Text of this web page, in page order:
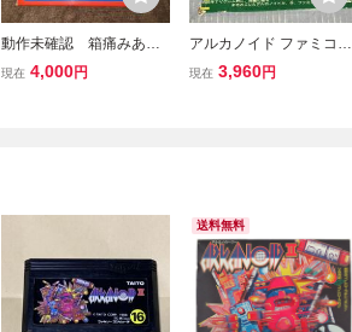
動作未確認 箱痛みあ
り ファミコン カセッ
現在 4,000円
アルカノイド ファミコン
レトロ 動作未確認
現在 3,960円
送料無料